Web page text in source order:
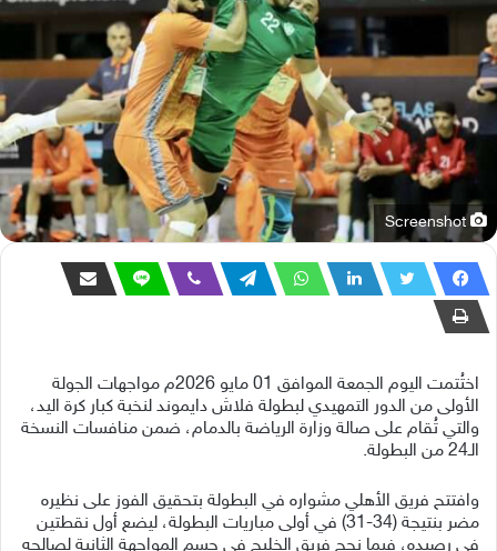
اختُتمت اليوم الجمعة الموافق 01 مايو 2026م مواجهات الجولة
الأولى من الدور التمهيدي لبطولة فلاش دايموند لنخبة كبار كرة اليد،
والتي تُقام على صالة وزارة الرياضة بالدمام، ضمن منافسات النسخة
الـ24 من البطولة.
وافتتح فريق الأهلي مشواره في البطولة بتحقيق الفوز على نظيره
مضر بنتيجة (34-31) في أولى مباريات البطولة، ليضع أول نقطتين
في رصيده، فيما نجح فريق الخليج في حسم المواجهة الثانية لصالحه